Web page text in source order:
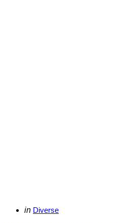
Categories
Posted
in Diverse